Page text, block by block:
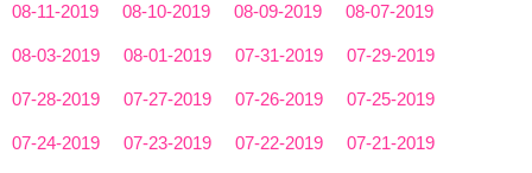
08-11-2019 08-10-2019 08-09-2019 08-07-2019
08-03-2019 08-01-2019 07-31-2019 07-29-2019
07-28-2019 07-27-2019 07-26-2019 07-25-2019
07-24-2019 07-23-2019 07-22-2019 07-21-2019